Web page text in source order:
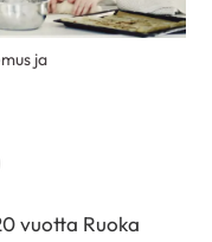
ja
vuotta Ruoka